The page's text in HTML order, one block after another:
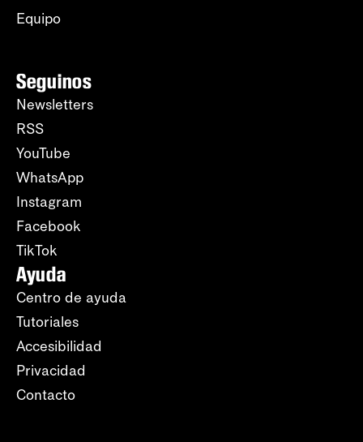
Equipo
Seguinos
Newsletters
RSS
YouTube
WhatsApp
Instagram
Facebook
TikTok
Ayuda
Centro de ayuda
Tutoriales
Accesibilidad
Privacidad
Contacto